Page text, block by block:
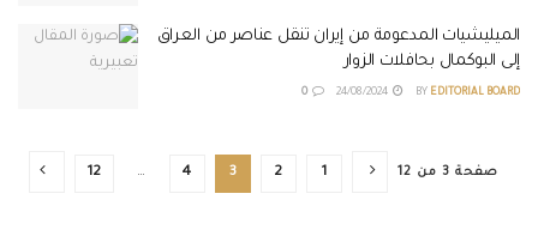
الميليشيات المدعومة من إيران تنقل عناصر من العراق
إلى البوكمال بحافلات الزوار
BY EDITORIAL BOARD
صفحة 3 من 12 1
2
3
4
…
12